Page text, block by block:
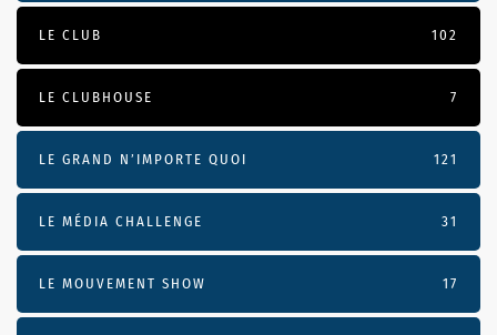
LE CLUB 102
LE CLUBHOUSE 7
LE GRAND N’IMPORTE QUOI 121
LE MÉDIA CHALLENGE 31
LE MOUVEMENT SHOW 17